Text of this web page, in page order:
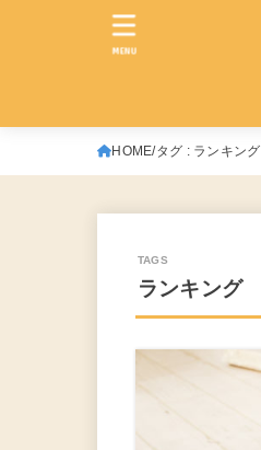
MENU
HOME タグ : ランキング
ランキング